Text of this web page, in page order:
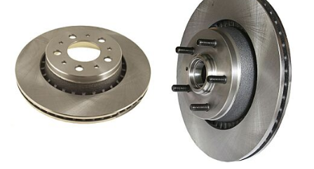
LIST
WISH
LIST
COMPARE